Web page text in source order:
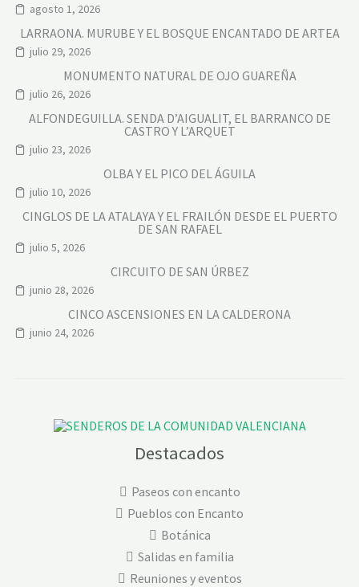
agosto 1, 2026
LARRAONA. MURUBE Y EL BOSQUE ENCANTADO DE ARTEA
julio 29, 2026
MONUMENTO NATURAL DE OJO GUAREÑA
julio 26, 2026
ALFONDEGUILLA. SENDA D’AIGUALIT, EL BARRANCO DE
CASTRO Y L’ARQUET
julio 23, 2026
OLBA Y EL PICO DEL ÁGUILA
julio 10, 2026
CINGLOS DE LA ATALAYA Y EL FRAILÓN DESDE EL PUERTO
DE SAN RAFAEL
julio 5, 2026
CIRCUITO DE SAN ÚRBEZ
junio 28, 2026
CINCO ASCENSIONES EN LA CALDERONA
junio 24, 2026
Destacados
Paseos con encanto
Pueblos con Encanto
Botánica
Salidas en familia
Reuniones y eventos